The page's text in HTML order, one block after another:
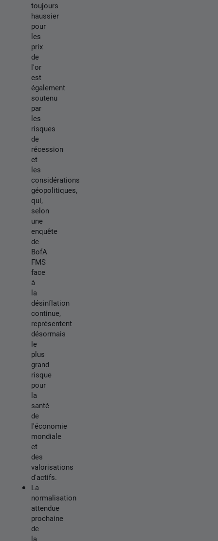
toujours
haussier
pour
les
prix
de
l'or
est
également
soutenu
par
les
risques
de
récession
et
les
considérations
géopolitiques,
qui,
selon
une
enquête
de
BofA
FMS
face
à
la
désinflation
continue,
représentent
désormais
le
plus
grand
risque
pour
la
santé
de
l'économie
mondiale
et
des
valorisations
d'actifs.
La
normalisation
attendue
prochaine
de
la